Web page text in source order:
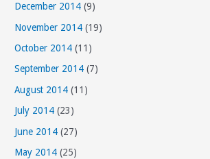
December 2014 (9)
November 2014 (19)
October 2014 (11)
September 2014 (7)
August 2014 (11)
July 2014 (23)
June 2014 (27)
May 2014 (25)